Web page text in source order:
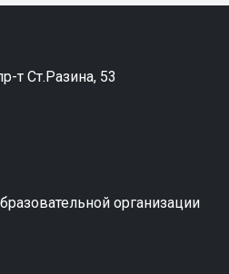
т Ст.Разина, 53
организации